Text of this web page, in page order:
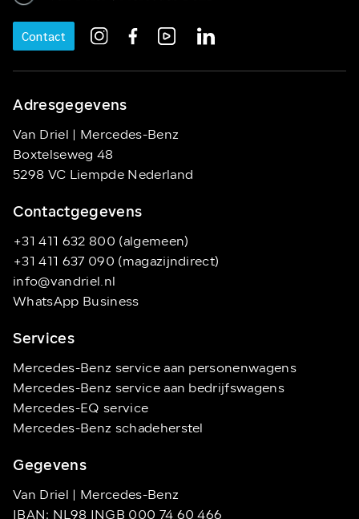
Contact
Adresgegevens
Van Driel | Mercedes-Benz
Boxtelseweg 48
5298 VC Liempde Nederland
Contactgegevens
+31 411 632 800 (algemeen)
+31 411 637 090 (magazijndirect)
info@vandriel.nl
WhatsApp Business
Services
Mercedes-Benz service aan personenwagens
Mercedes-Benz service aan bedrijfswagens
Mercedes-EQ service
Mercedes-Benz schadeherstel
Gegevens
Van Driel | Mercedes-Benz
IBAN: NL98 INGB 000 74 60 466